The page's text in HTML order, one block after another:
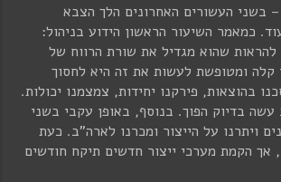
– בשני העשורים האחרונים הלך הצבא
כמאמר השיעור הראשון הידוע בניהול:
שהוא מגדיל את שורת הרווח של
קלה ומטופשת לעשות את זה היא לחסוך
בהוצאות, פירקנו יחידות, צמצמנו יכולות.
עשה בדיוק הפוך. בנוסף, באופן עקבי בשני
ויתרנו על הייצור ומכרנו לארה"ב. כעת
אך הקמת מערכי ייצור חדשים תיקח חודשים